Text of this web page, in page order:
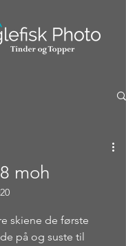
moh
5 stjerner.
skiene de første
på og suste til